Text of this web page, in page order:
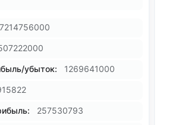
7214756000
убыток: 1269641000
257530793